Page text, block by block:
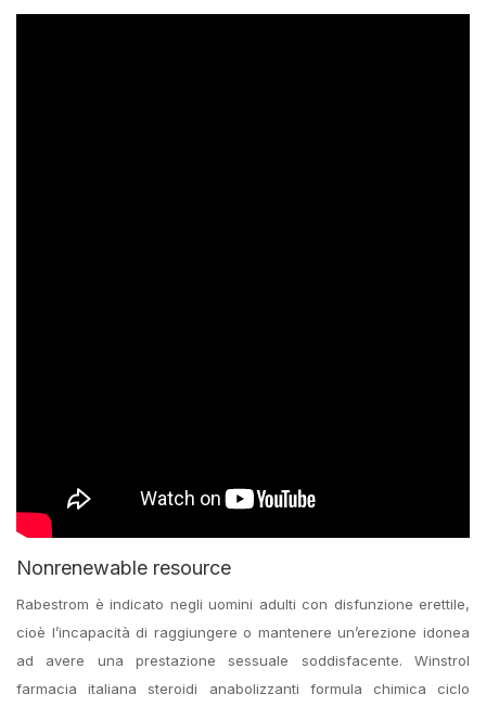
Nonrenewable resource
Rabestrom è indicato negli uomini adulti con disfunzione erettile,
cioè l’incapacità di raggiungere o mantenere un’erezione idonea
ad avere una prestazione sessuale soddisfacente. Winstrol
farmacia italiana steroidi anabolizzanti formula chimica ciclo